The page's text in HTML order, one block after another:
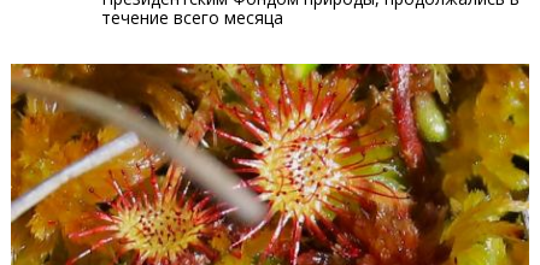
течение всего месяца